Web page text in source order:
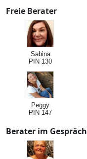
Freie Berater
Sabina
PIN 130
Peggy
PIN 147
Berater im Gespräch